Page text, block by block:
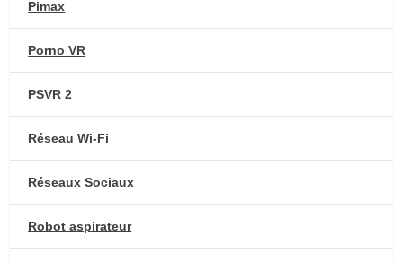
Pimax
Porno VR
PSVR 2
Réseau Wi-Fi
Réseaux Sociaux
Robot aspirateur